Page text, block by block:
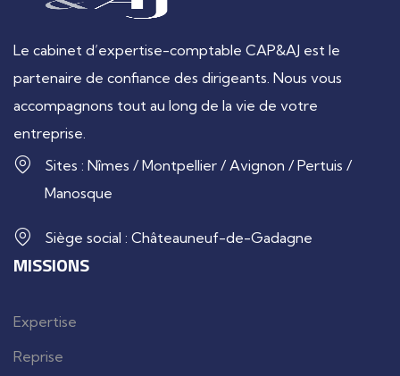
Le cabinet d’expertise-comptable CAP&AJ est le
partenaire de confiance des dirigeants. Nous vous
accompagnons tout au long de la vie de votre
entreprise.
Sites : Nîmes / Montpellier / Avignon / Pertuis /
Manosque
Siège social : Châteauneuf-de-Gadagne
MISSIONS
Expertise
Reprise